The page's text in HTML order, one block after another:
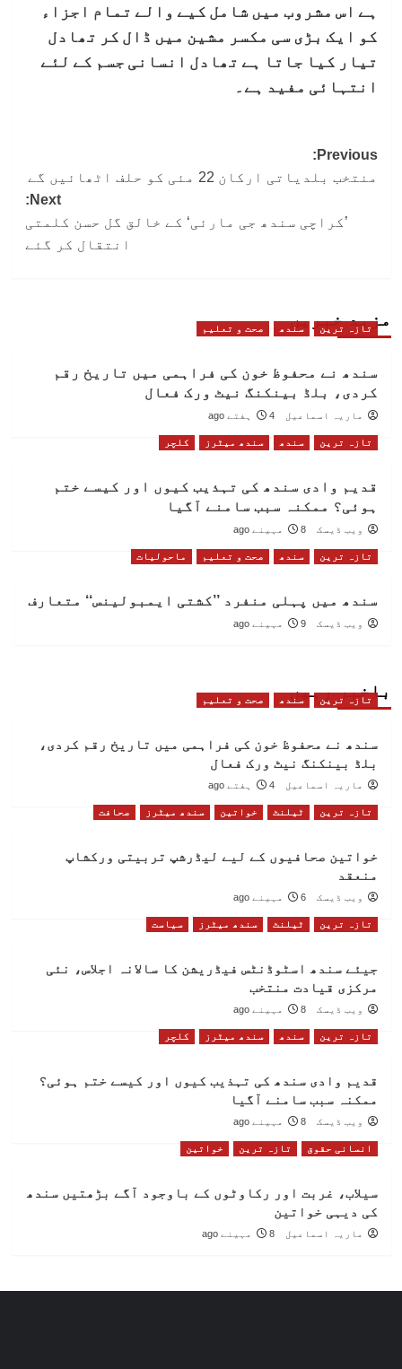
ہے اس مشروب میں شامل کیے والے تمام اجزاء
کو ایک بڑی سی مکسر مشین میں ڈال کر تھادل
تیار کیا جاتا ہے تھادل انسانی جسم کے لئے
انتہائی مفید ہے۔
Post
navigation
Previous:
منتخب بلدیاتی ارکان 22 مئی کو حلف اٹھائیں گے
Next:
’کراچی سندھ جی مارئی‘ کے خالق گل حسن کلمتی
انتقال کر گئے
مزید خبریں
تازہ ترین سندھ صحت و تعلیم
سندھ نے محفوظ خون کی فراہمی میں تاریخ رقم
کردی، بلڈ بینکنگ نیٹ ورک فعال
ماریہ اسماعیل 4 ہفتے ago
تازہ ترین سندھ سندھ میٹرز کلچر
قدیم وادی سندھ کی تہذیب کیوں اور کیسے ختم
ہوئی؟ ممکنہ سبب سامنے آگیا
ویب ڈیسک 8 مہینے ago
تازہ ترین سندھ صحت و تعلیم ماحولیات
سندھ میں پہلی منفرد ’’کشتی ایمبولینس‘‘ متعارف
ویب ڈیسک 9 مہینے ago
باخبر رہیں
تازہ ترین سندھ صحت و تعلیم
سندھ نے محفوظ خون کی فراہمی میں تاریخ رقم کردی،
بلڈ بینکنگ نیٹ ورک فعال
ماریہ اسماعیل 4 ہفتے ago
تازہ ترین ٹیلنٹ خواتین سندھ میٹرز صحافت
خواتین صحافیوں کے لیے لیڈرشپ تربیتی ورکشاپ
منعقد
ویب ڈیسک 6 مہینے ago
تازہ ترین ٹیلنٹ سندھ میٹرز سیاست
جیئے سندھ اسٹوڈنٹس فیڈریشن کا سالانہ اجلاس، نئی
مرکزی قیادت منتخب
ویب ڈیسک 8 مہینے ago
تازہ ترین سندھ سندھ میٹرز کلچر
قدیم وادی سندھ کی تہذیب کیوں اور کیسے ختم ہوئی؟
ممکنہ سبب سامنے آگیا
ویب ڈیسک 8 مہینے ago
انسانی حقوق تازہ ترین خواتین
سیلاب، غربت اور رکاوٹوں کے باوجود آگے بڑھتیں سندھ
کی دیہی خواتین
ماریہ اسماعیل 8 مہینے ago